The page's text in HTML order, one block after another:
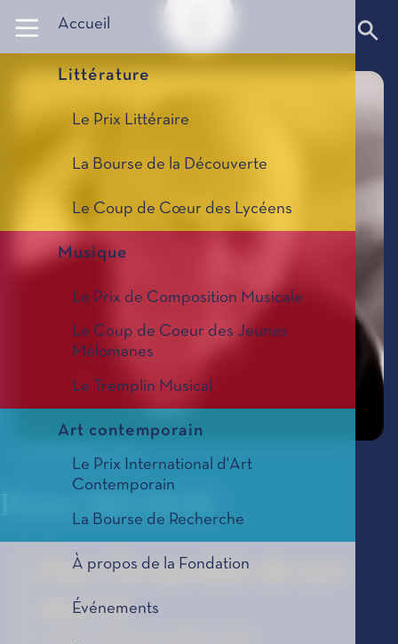
Accueil
Littérature
Le Prix Littéraire
La Bourse de la Découverte
Le Coup de Cœur des Lycéens
Musique
Le Prix de Composition Musicale
Le Coup de Coeur des Jeunes
Mélomanes
Le Tremplin Musical
Art contemporain
Le Prix International d'Art
Contemporain
La Bourse de Recherche
À propos de la Fondation
Événements
Pierre MICHON
Pour l'ensemble de son
œuvre